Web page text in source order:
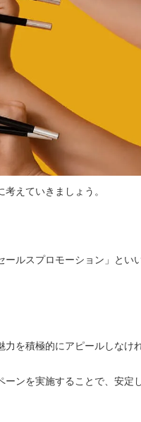
えていきましょう。
ルスプロモーション」とい
を積極的にアピールしなけ
ンを実施することで、安定